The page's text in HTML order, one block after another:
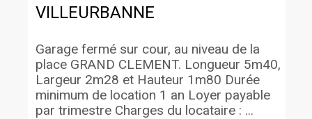
VILLEURBANNE
Garage fermé sur cour, au niveau de la
place GRAND CLEMENT. Longueur 5m40,
Largeur 2m28 et Hauteur 1m80 Durée
minimum de location 1 an Loyer payable
par trimestre Charges du locataire : ...